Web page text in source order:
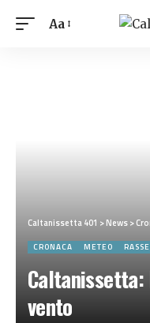
Aa
Caltanissetta 401 >News>
CRONACA METEO
vento